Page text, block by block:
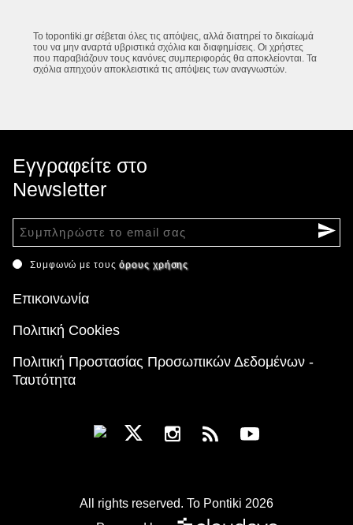
Το topontiki.gr σέβεται όλες τις απόψεις, αλλά διατηρεί το δικαίωμά
του να μην αναρτά υβριστικά σχόλια και διαφημίσεις. Οι χρήστες
που παραβιάζουν τους κανόνες συμπεριφοράς θα αποκλείονται. Τα
σχόλια απηχούν αποκλειστικά τις απόψεις των αναγνωστών.
Εγγραφείτε στο
Newsletter
Συμφωνώ με τουςόρους χρήσης
Επικοινωνία
Πολιτική Cookies
Πολιτική Προστασίας Προσωπικών Δεδομένων -
Ταυτότητα
All rights reserved. To Pontiki 2026